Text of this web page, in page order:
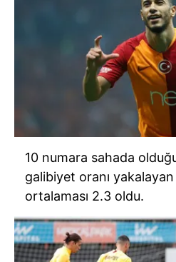
10 numara sahada
galibiyet oranı yakalayan
ortalaması 2.3 oldu.